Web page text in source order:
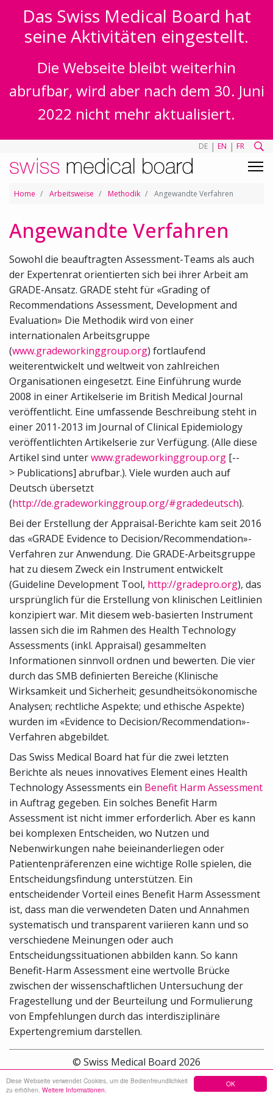
OK
Diese Webseite verwendet Cookies, um die Bedienfreundlichkeit
zu erhöhen. Weitere Informationen.
Das Swiss Medical Board hat
seine Aktivitäten eingestellt.
Die Webseite bleibt weiterhin
abrufbar, wird aber nach dem 30. Juni
2022 nicht mehr aktualisiert.
DE | EN | FR
Home Arbeitsweise Methodik Angewandte Verfahren
Angewandte Verfahren
Sowohl die beauftragten Assessment-Teams als auch
der Expertenrat orientierten sich bei ihrer Arbeit am
GRADE-Ansatz. GRADE steht für «Grading of
Recommendations Assessment, Development and
Evaluation» Die Methodik wird von einer
internationalen Arbeitsgruppe
(www.gradeworkinggroup.org) fortlaufend
weiterentwickelt und weltweit von zahlreichen
Organisationen eingesetzt. Eine Einführung wurde
2008 in einer Artikelserie im British Medical Journal
veröffentlicht. Eine umfassende Beschreibung steht in
einer 2011-2013 im Journal of Clinical Epidemiology
veröffentlichten Artikelserie zur Verfügung. (Alle diese
Artikel sind unterwww.gradeworkinggroup.org [--
> Publications] abrufbar.). Viele wurden auch auf
Deutsch übersetzt
(http://de.gradeworkinggroup.org/#gradedeutsch).
Bei der Erstellung der Appraisal-Berichte kam seit 2016
das «GRADE Evidence to Decision/Recommendation»-
Verfahren zur Anwendung. Die GRADE-Arbeitsgruppe
hat zu diesem Zweck ein Instrument entwickelt
(Guideline Development Tool, http://gradepro.org), das
ursprünglich für die Erstellung von klinischen Leitlinien
konzipiert war. Mit diesem web-basierten Instrument
lassen sich die im Rahmen des Health Technology
Assessments (inkl. Appraisal) gesammelten
Informationen sinnvoll ordnen und bewerten. Die vier
durch das SMB definierten Bereiche (Klinische
Wirksamkeit und Sicherheit; gesundheitsökonomische
Analysen; rechtliche Aspekte; und ethische Aspekte)
wurden im «Evidence to Decision/Recommendation»-
Verfahren abgebildet.
Das Swiss Medical Board hat für die zwei letzten
Berichte als neues innovatives Element eines Health
Technology Assessments ein Benefit Harm Assessment
in Auftrag gegeben. Ein solches Benefit Harm
Assessment ist nicht immer erforderlich. Aber es kann
bei komplexen Entscheiden, wo Nutzen und
Nebenwirkungen nahe beieinanderliegen oder
Patientenpräferenzen eine wichtige Rolle spielen, die
Entscheidungsfindung unterstützen. Ein
entscheidender Vorteil eines Benefit Harm Assessment
ist, dass man die verwendeten Daten und Annahmen
systematisch und transparent variieren kann und so
verschiedene Meinungen oder auch
Entscheidungssituationen abbilden kann. So kann
Benefit-Harm Assessment eine wertvolle Brücke
zwischen der wissenschaftlichen Untersuchung der
Fragestellung und der Beurteilung und Formulierung
von Empfehlungen durch das interdisziplinäre
Expertengremium darstellen.
© Swiss Medical Board 2026
Sitemap
Kontakt Impressum